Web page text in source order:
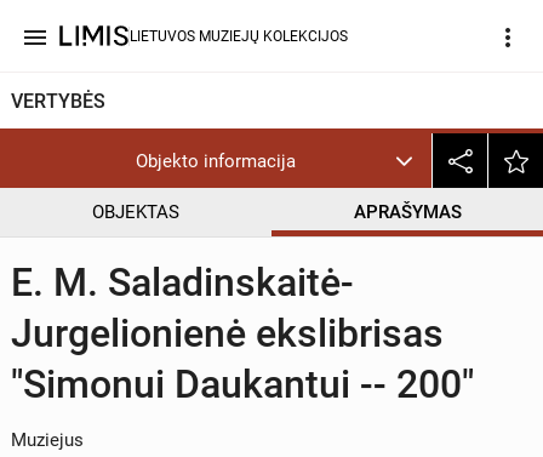
menu LIETUVOS MUZIEJŲ KOLEKCIJOS more_vert
VERTYBĖS
Objekto informacija
OBJEKTAS APRAŠYMAS
E. M. Saladinskaitė-
Jurgelionienė ekslibrisas
"Simonui Daukantui -- 200"
Muziejus